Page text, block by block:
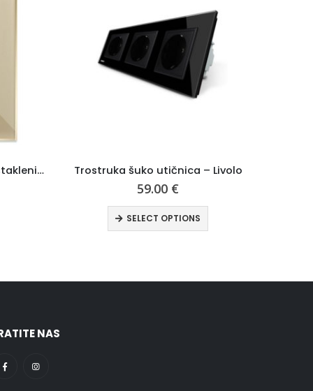
– Livolo
59.00
ADD TO CART
NAS